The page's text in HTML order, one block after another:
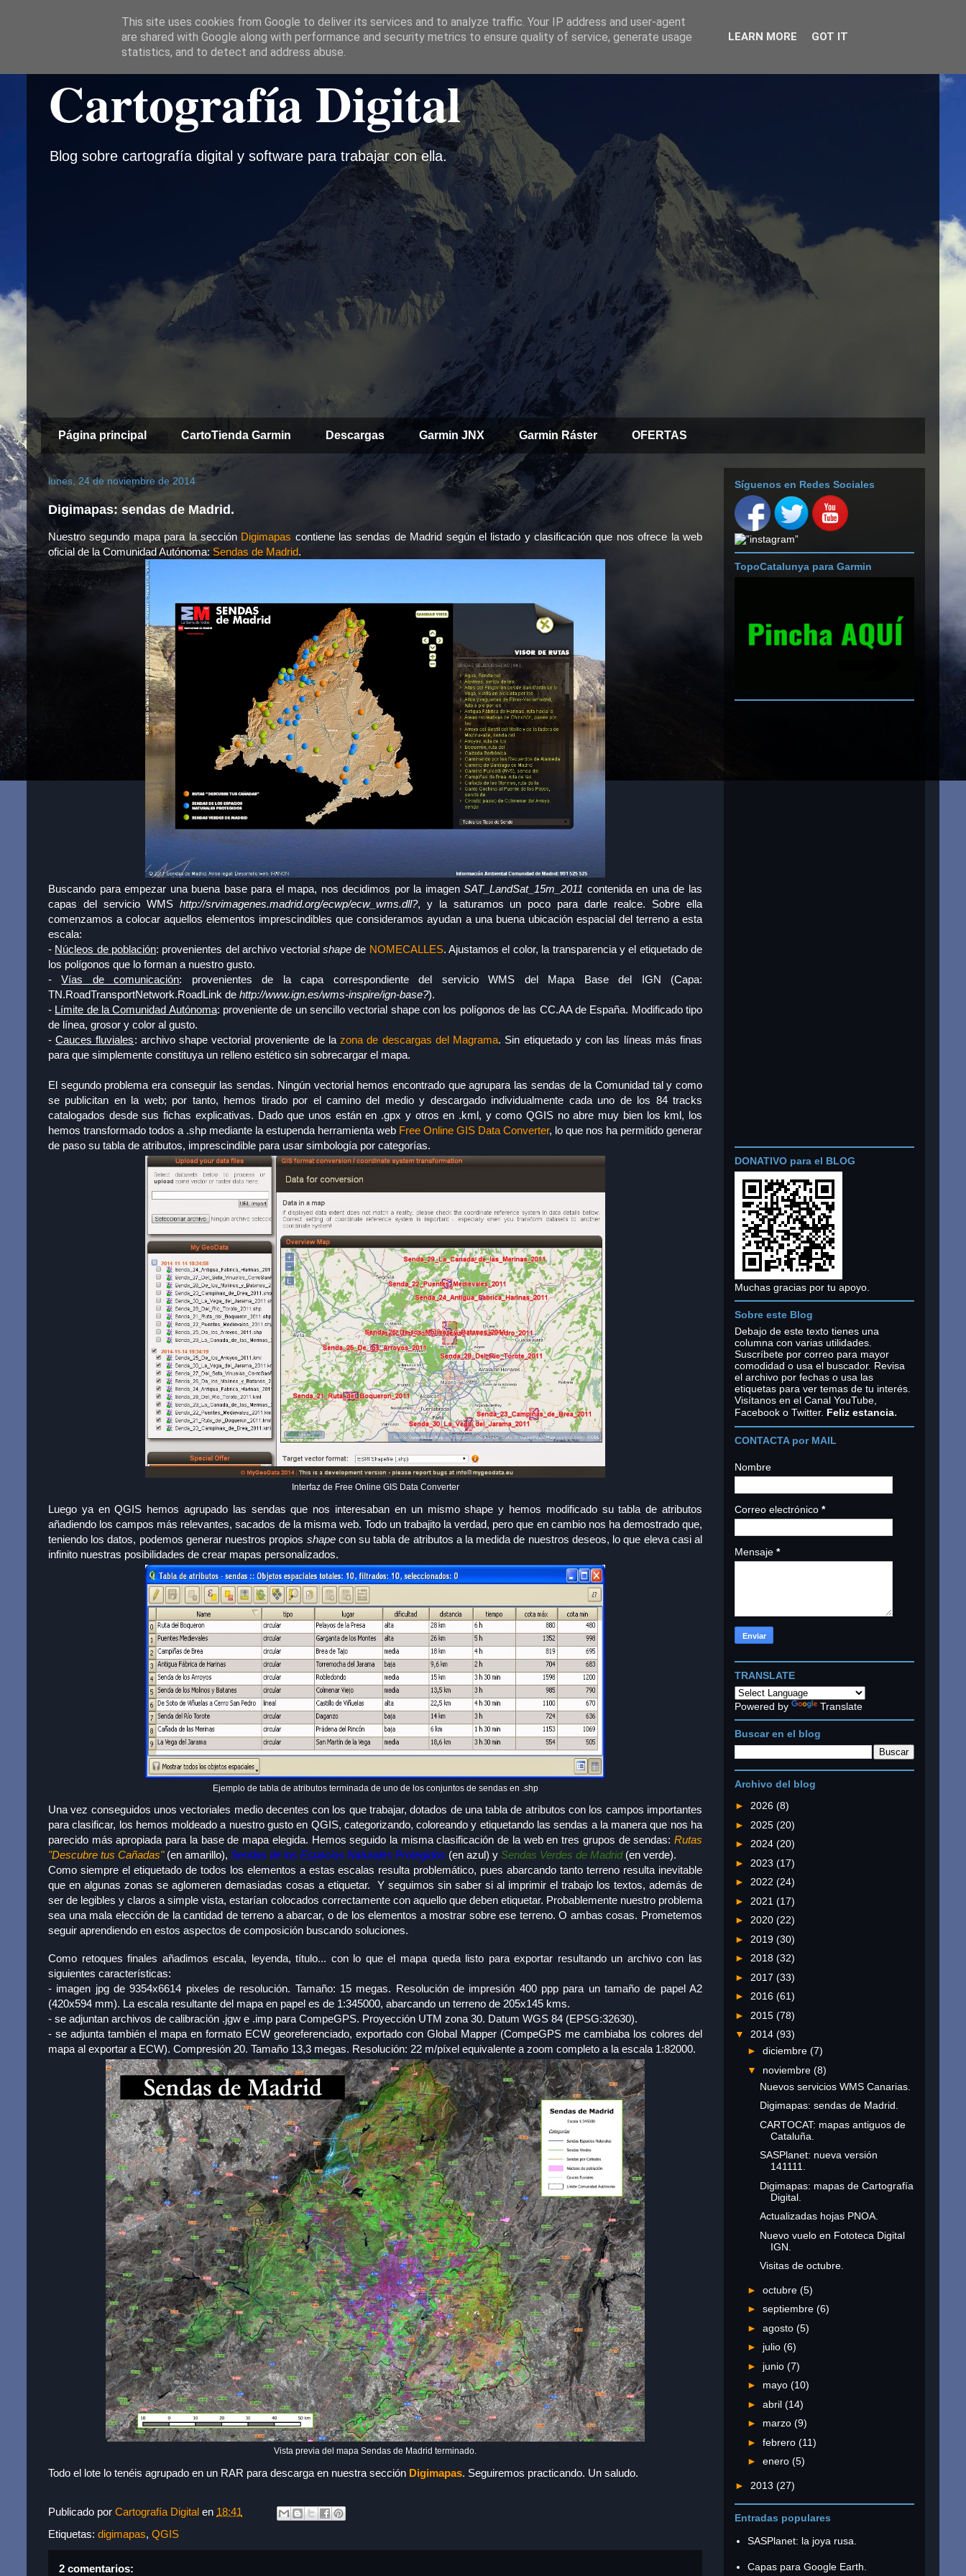
Cartografía Digital
Blog sobre cartografía digital y software para trabajar con ella.
Página principal CartoTienda Garmin Descargas Garmin JNX Garmin Ráster OFERTAS
lunes, 24 de noviembre de 2014
Digimapas: sendas de Madrid.
Nuestro segundo mapa para la sección Digimapas contiene las sendas de Madrid según el listado y clasificación que nos ofrece la web
oficial de la Comunidad Autónoma:Sendas de Madrid.
Buscando para empezar una buena base para el mapa, nos decidimos por la imagenSAT_LandSat_15m_2011 contenida en una de las
capas del servicio WMS http://srvimagenes.madrid.org/ecwp/ecw_wms.dll?, y la saturamos un poco para darle realce. Sobre ella
comenzamos a colocar aquellos elementos imprescindibles que consideramos ayudan a una buena ubicación espacial del terreno a esta
escala:
- Núcleos de población: provenientes del archivo vectorial shapede NOMECALLES. Ajustamos el color, la transparencia y el etiquetado de
los polígonos que lo forman a nuestro gusto.
-Vías de comunicación: provenientes de la capa correspondiente del servicio WMS del Mapa Base del IGN (Capa:
TN.RoadTransportNetwork.RoadLink de http://www.ign.es/wms-inspire/ign-base?).
- Límite de la Comunidad Autónoma: proveniente de un sencillo vectorial shape con los polígonos de las CC.AA de España. Modificado tipo
de línea, grosor y color al gusto.
-Cauces fluviales: archivo shape vectorial proveniente de lazona de descargas del Magrama. Sin etiquetado y con las líneas más finas
para que simplemente constituya un relleno estético sin sobrecargar el mapa.
El segundo problema era conseguir las sendas. Ningún vectorial hemos encontrado que agrupara las sendas de la Comunidad tal y como
se publicitan en la web; por tanto, hemos tirado por el camino del medio y descargado individualmente cada uno de los 84 tracks
catalogados desde sus fichas explicativas. Dado que unos están en .gpx y otros en .kml, y como QGIS no abre muy bien los kml, los
hemos transformado todos a .shp mediante la estupenda herramienta web Free Online GIS Data Converter, lo que nos ha permitido generar
de paso su tabla de atributos, imprescindible para usar simbología por categorías.
Interfaz de Free Online GIS Data Converter
Luego ya en QGIS hemos agrupado las sendas que nos interesaban en un mismo shape y hemos modificado su tabla de atributos
añadiendo los campos más relevantes, sacados de la misma web. Todo un trabajito la verdad, pero que en cambio nos ha demostrado que,
teniendo los datos, podemos generar nuestros propios shape con su tabla de atributos a la medida de nuestros deseos, lo que eleva casi al
infinito nuestras posibilidades de crear mapas personalizados.
Ejemplo de tabla de atributos terminada de uno de los conjuntos de sendas en .shp
Una vez conseguidos unos vectoriales medio decentes con los que trabajar, dotados de una tabla de atributos con los campos importantes
para clasificar, los hemos moldeado a nuestro gusto en QGIS, categorizando, coloreando y etiquetando las sendas a la manera que nos ha
parecido más apropiada para la base de mapa elegida. Hemos seguido la misma clasificación de la web en tres grupos de sendas: Rutas
"Descubre tus Cañadas"(en amarillo), Sendas de los Espacios Naturales Protegidos (en azul) y Sendas Verdes de Madrid(en verde).
Como siempre el etiquetado de todos los elementos a estas escalas resulta problemático, pues abarcando tanto terreno resulta inevitable
que en algunas zonas se aglomeren demasiadas cosas a etiquetar. Y seguimos sin saber si al imprimir el trabajo los textos, además de
ser de legibles y claros a simple vista, estarían colocados correctamente con aquello que deben etiquetar. Probablemente nuestro problema
sea una mala elección de la cantidad de terreno a abarcar, o de los elementos a mostrar sobre ese terreno. O ambas cosas. Prometemos
seguir aprendiendo en estos aspectos de composición buscando soluciones.
Como retoques finales añadimos escala, leyenda, título... con lo que el mapa queda listo para exportar resultando un archivo con las
siguientes características:
- imagen jpg de 9354x6614 pixeles de resolución. Tamaño: 15 megas. Resolución de impresión 400 ppp para un tamaño de papel A2
(420x594 mm). La escala resultante del mapa en papel es de 1:345000, abarcando un terreno de 205x145 kms.
- se adjuntan archivos de calibración .jgw e .imp para CompeGPS. Proyección UTM zona 30. Datum WGS 84 (EPSG:32630).
- se adjunta también el mapa en formato ECW georeferenciado, exportado con Global Mapper (CompeGPS me cambiaba los colores del
mapa al exportar a ECW). Compresión 20. Tamaño 13,3 megas. Resolución: 22 m/píxel equivalente a zoom completo a la escala 1:82000.
Vista previa del mapa Sendas de Madrid terminado.
Todo el lote lo tenéis agrupado en un RAR para descarga en nuestra sección Digimapas. Seguiremos practicando. Un saludo.
Publicado por Cartografía Digital en 18:41
Etiquetas: digimapas, QGIS
2 comentarios:
Síguenos en Redes Sociales
TopoCatalunya para Garmin
DONATIVO para el BLOG
Muchas gracias por tu apoyo.
Sobre este Blog
Debajo de este texto tienes una
columna con varias utilidades.
Suscríbete por correo para mayor
comodidad o usa el buscador. Revisa
el archivo por fechas o usa las
etiquetas para ver temas de tu interés.
Visítanos en el Canal YouTube,
Facebook o Twitter. Feliz estancia.
CONTACTA por MAIL
Nombre
Correo electrónico *
Mensaje *
TRANSLATE
Powered by Translate
Buscar en el blog
Archivo del blog
► 2026 (8)
► 2025 (20)
► 2024 (20)
► 2023 (17)
► 2022 (24)
► 2021 (17)
► 2020 (22)
► 2019 (30)
► 2018 (32)
► 2017 (33)
► 2016 (61)
► 2015 (78)
▼ 2014 (93)
► diciembre (7)
▼ noviembre (8)
Nuevos servicios WMS Canarias.
Digimapas: sendas de Madrid.
CARTOCAT: mapas antiguos de
Cataluña.
SASPlanet: nueva versión
141111.
Digimapas: mapas de Cartografía
Digital.
Actualizadas hojas PNOA.
Nuevo vuelo en Fototeca Digital
IGN.
Visitas de octubre.
► octubre (5)
► septiembre (6)
► agosto (5)
► julio (6)
► junio (7)
► mayo (10)
► abril (14)
► marzo (9)
► febrero (11)
► enero (5)
► 2013 (27)
Entradas populares
SASPlanet: la joya rusa.
Capas para Google Earth.
This site uses cookies from Google to deliver its services and to analyze traffic. Your IP address and user-agent
are shared with Google along with performance and security metrics to ensure quality of service, generate usage
statistics, and to detect and address abuse.
LEARN MORE GOT IT